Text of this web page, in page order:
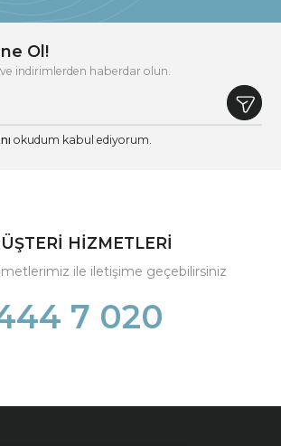
Ol!
indirimlerden haberdar olun.
okudum kabul ediyorum.
HİZMETLERİ
ile iletişime geçebilirsiniz
7 020